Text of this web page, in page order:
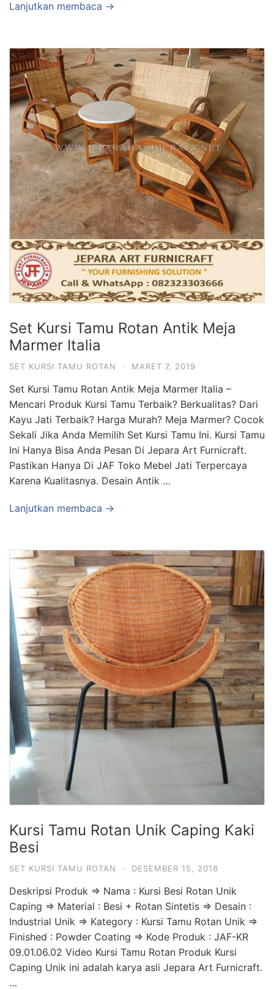
Lanjutkan membaca →
Set Kursi Tamu Rotan Antik Meja
Marmer Italia
SET KURSI TAMU ROTAN · MARET 7, 2019
Set Kursi Tamu Rotan Antik Meja Marmer Italia –
Mencari Produk Kursi Tamu Terbaik? Berkualitas? Dari
Kayu Jati Terbaik? Harga Murah? Meja Marmer? Cocok
Sekali Jika Anda Memilih Set Kursi Tamu Ini. Kursi Tamu
Ini Hanya Bisa Anda Pesan Di Jepara Art Furnicraft.
Pastikan Hanya Di JAF Toko Mebel Jati Terpercaya
Karena Kualitasnya. Desain Antik …
Lanjutkan membaca →
Kursi Tamu Rotan Unik Caping Kaki
Besi
SET KURSI TAMU ROTAN · DESEMBER 15, 2018
Deskripsi Produk => Nama : Kursi Besi Rotan Unik
Caping => Material : Besi + Rotan Sintetis => Desain :
Industrial Unik => Kategory : Kursi Tamu Rotan Unik =>
Finished : Powder Coating => Kode Produk : JAF-KR
09.01.06.02 Video Kursi Tamu Rotan Produk Kursi
Caping Unik ini adalah karya asli Jepara Art Furnicraft.
…